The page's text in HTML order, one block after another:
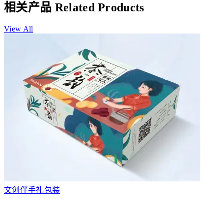
相关产品 Related Products
View All
文创伴手礼包装